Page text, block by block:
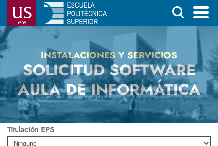
Pasar
contenido
principal
Buscar
Menú
principalINSTALACIONES Y SERVICIOS
SOLICITUD SOFTWARE
AULA DE INFORMÁTICA
Titulación EPS